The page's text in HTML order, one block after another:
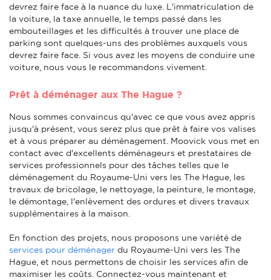
devrez faire face à la nuance du luxe. L'immatriculation de
la voiture, la taxe annuelle, le temps passé dans les
embouteillages et les difficultés à trouver une place de
parking sont quelques-uns des problèmes auxquels vous
devrez faire face. Si vous avez les moyens de conduire une
voiture, nous vous le recommandons vivement.
Prêt à déménager aux The Hague ?
Nous sommes convaincus qu'avec ce que vous avez appris
jusqu'à présent, vous serez plus que prêt à faire vos valises
et à vous préparer au déménagement. Moovick vous met en
contact avec d'excellents déménageurs et prestataires de
services professionnels pour des tâches telles que le
déménagement du Royaume-Uni vers les The Hague, les
travaux de bricolage, le nettoyage, la peinture, le montage,
le démontage, l'enlèvement des ordures et divers travaux
supplémentaires à la maison.
En fonction des projets, nous proposons une variété de
services pour déménager du Royaume-Uni vers les The
Hague, et nous permettons de choisir les services afin de
maximiser les coûts. Connectez-vous maintenant et